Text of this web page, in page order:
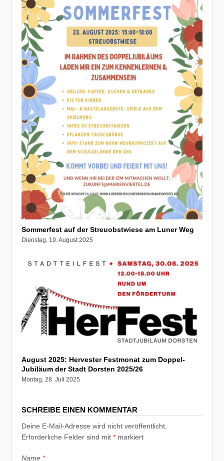
Sommerfest auf der Streuobstwiese am Luner Weg
Dienstag, 19. August 2025
August 2025: Hervester Festmonat zum Doppel-
Jubiläum der Stadt Dorsten 2025/26
Montag, 28. Juli 2025
SCHREIBE EINEN KOMMENTAR
Deine E-Mail-Adresse wird nicht veröffentlicht.
Erforderliche Felder sind mit* markiert
Name *